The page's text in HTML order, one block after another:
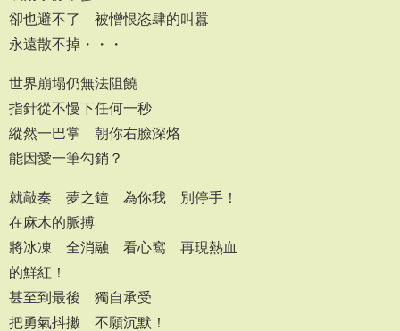
卻也避不了 被憎恨恣肆的叫囂
永遠散不掉・・・
世界崩塌仍無法阻饒
指針從不慢下任何一秒
縱然一巴掌 朝你右臉深烙
能因愛一筆勾銷？
就敲奏 夢之鐘 為你我 別停手！
在麻木的脈搏
將冰凍 全消融 看心窩 再現熱血
的鮮紅！
甚至到最後 獨自承受
把勇氣抖擻 不願沉默！